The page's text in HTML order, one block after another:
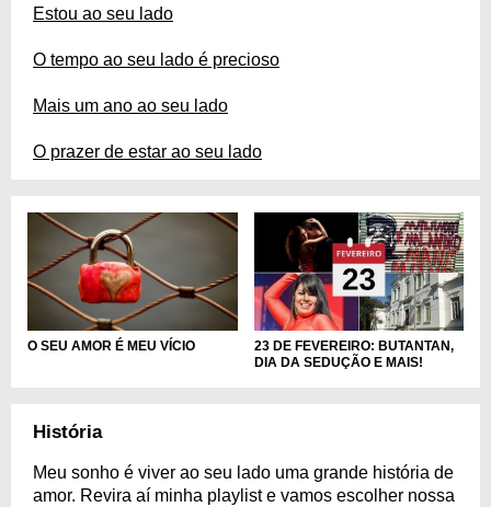
Estou ao seu lado
O tempo ao seu lado é precioso
Mais um ano ao seu lado
O prazer de estar ao seu lado
O SEU AMOR É MEU VÍCIO
23 DE FEVEREIRO: BUTANTAN,
DIA DA SEDUÇÃO E MAIS!
História
Meu sonho é viver ao seu lado uma grande história de
amor. Revira aí minha playlist e vamos escolher nossa